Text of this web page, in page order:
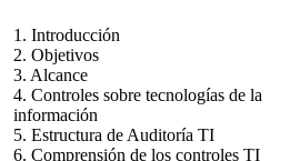
1. Introducción
2. Objetivos
3. Alcance
4. Controles sobre tecnologías de la
información
5. Estructura de Auditoría TI
6. Comprensión de los controles TI